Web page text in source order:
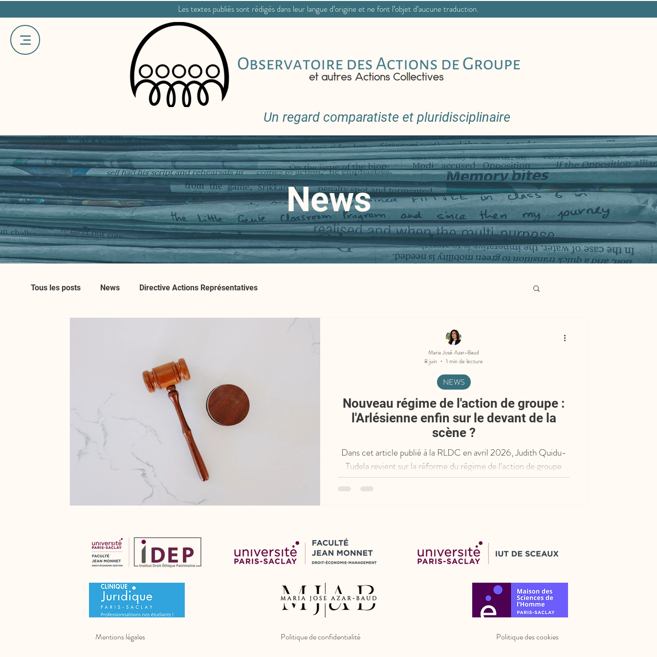
Les textes publiés sont rédigés dans leur langue d’origine et ne font l’objet d’aucune traduction.
Un regard comparatiste et pluridisciplinaire
News
Tous les posts News Directive Actions Représentatives
Nouveau régime de l'action de groupe :
l'Arlésienne enfin sur le devant de la
scène ?
Dans cet article publié à la RLDC en avril 2026, Judith Quidu-
Tudela revient sur la réforme du régime de l'action de groupe
issue de la loi du 30 avril 2025. Entre volonté de simplification et
compromis législatifs, elle examine les limites du nouveau
NEWS
Maria José Azar-Baud
8 juin
1 min de lecture
Mentions légales Politique de confidentialité Politique des cookies